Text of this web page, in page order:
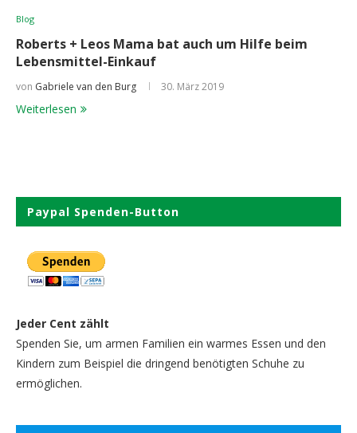
Blog
Roberts + Leos Mama bat auch um Hilfe beim
Lebensmittel-Einkauf
von Gabriele van den Burg 30. März 2019
Weiterlesen
Paypal Spenden-Button
Jeder Cent zählt
Spenden Sie, um armen Familien ein warmes Essen und den
Kindern zum Beispiel die dringend benötigten Schuhe zu
ermöglichen.